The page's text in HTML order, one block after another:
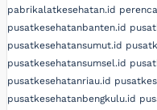
pabrikalatkesehatan.id
pusatkesehatanbanten.id
pusatkesehatansumut.id
pusatkesehatansumsel.id
pusatkesehatanriau.id
pusatkesehatanbengkulu.id